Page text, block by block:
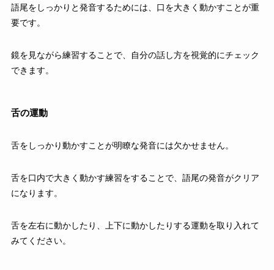
語尾をしっかりと発音するためには、口を大きく動かすことが重
要です。
鏡を見ながら練習することで、自分の話し方を視覚的にチェック
できます。
舌の運動
舌をしっかり動かすことが明瞭な発音には欠かせません。
舌を口内で大きく動かす練習をすることで、語尾の発音がクリア
になります。
舌を左右に動かしたり、上下に動かしたりする運動を取り入れて
みてください。